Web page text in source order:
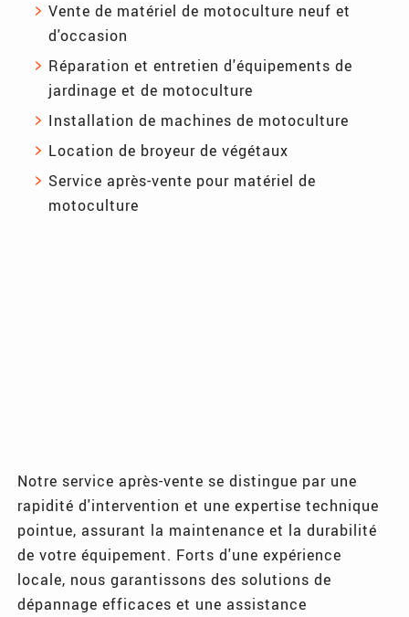
Vente de matériel de motoculture neuf et
d'occasion
Réparation et entretien d'équipements de
jardinage et de motoculture
Installation de machines de motoculture
Location de broyeur de végétaux
Service après-vente pour matériel de
motoculture
Notre service après-vente se distingue par une
rapidité d'intervention et une expertise technique
pointue, assurant la maintenance et la durabilité
de votre équipement. Forts d'une expérience
locale, nous garantissons des solutions de
dépannage efficaces et une assistance